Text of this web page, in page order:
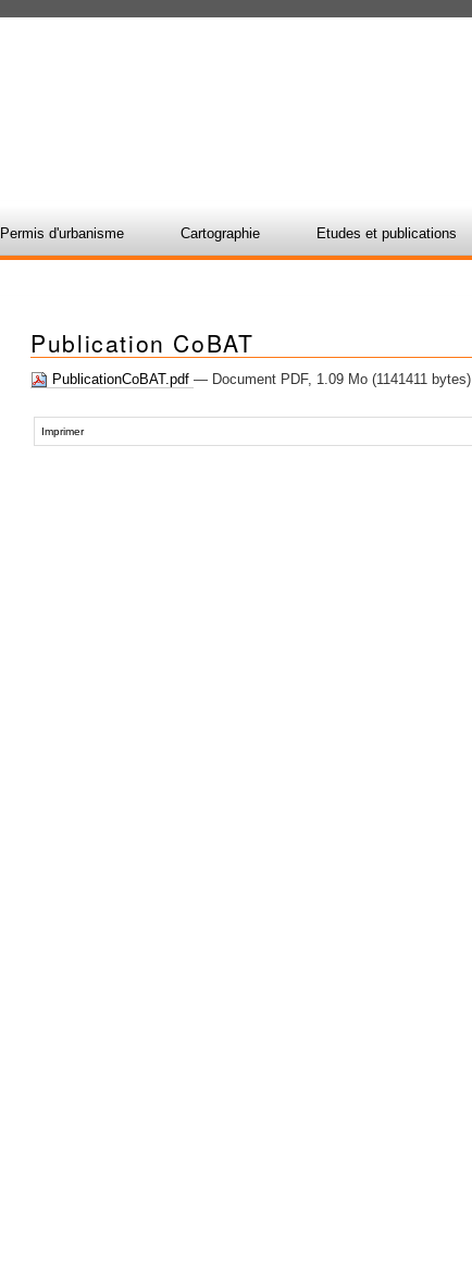
Permis d'urbanisme Cartographie Etudes et publications
Publication CoBAT
PublicationCoBAT.pdf— Document PDF, 1.09 Mo (1141411 bytes)
surImprimer